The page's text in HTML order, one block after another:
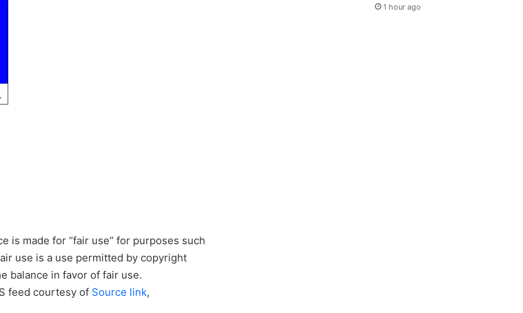
is made for “fair use” for purposes such
use is a use permitted by copyright
balance in favor of fair use.
feed courtesy of Source link,
1 hour ago